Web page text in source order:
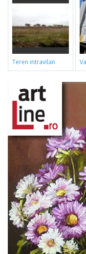
teren intravilan